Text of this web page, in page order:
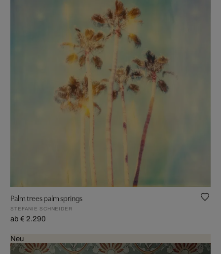
Palm trees palm springs
STEFANIE SCHNEIDER
ab € 2.290
Neu